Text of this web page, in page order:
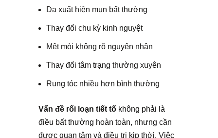
Da xuất hiện mụn bất thường
Thay đổi chu kỳ kinh nguyệt
Mệt mỏi không rõ nguyên nhân
Thay đổi tâm trạng thường xuyên
Rụng tóc nhiều hơn bình thường
Vấn đề rối loạn tiết tố không phải là
điều bất thường hoàn toàn, nhưng cần
được quan tâm và điều trị kịp thời. Việc